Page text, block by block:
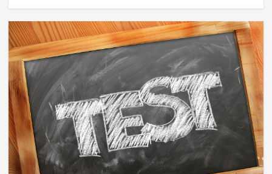
e
b
o
o
k
it
te
r
ai
l
at
s
A
p
p
p
y
Li
n
k
ar
e